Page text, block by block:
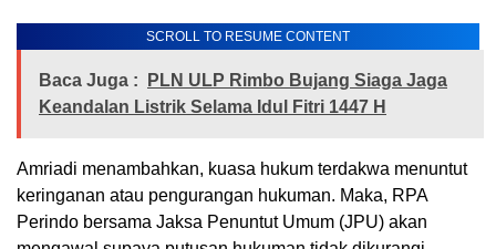
SCROLL TO RESUME CONTENT
Baca Juga :
PLN ULP Rimbo Bujang Siaga Jaga
Keandalan Listrik Selama Idul Fitri 1447 H
Amriadi menambahkan, kuasa hukum terdakwa menuntut
keringanan atau pengurangan hukuman. Maka, RPA
Perindo bersama Jaksa Penuntut Umum (JPU) akan